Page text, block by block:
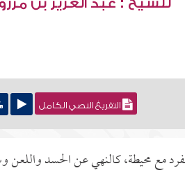
للشيخ : عبد العزيز بن
التفريغ النصي الكامل
مع محيطة، كالنهي عن الحسد